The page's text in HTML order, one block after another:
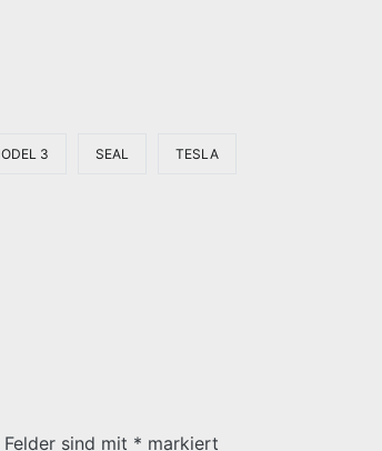
3 SEAL TESLA
sind mit * markiert